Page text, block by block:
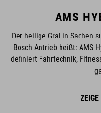
AMS
Der heilige Gral in Sachen
Bosch Antrieb heißt: AMS
definiert Fahrtechnik,